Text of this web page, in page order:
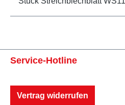
Service-Hotline
Vertrag widerrufen